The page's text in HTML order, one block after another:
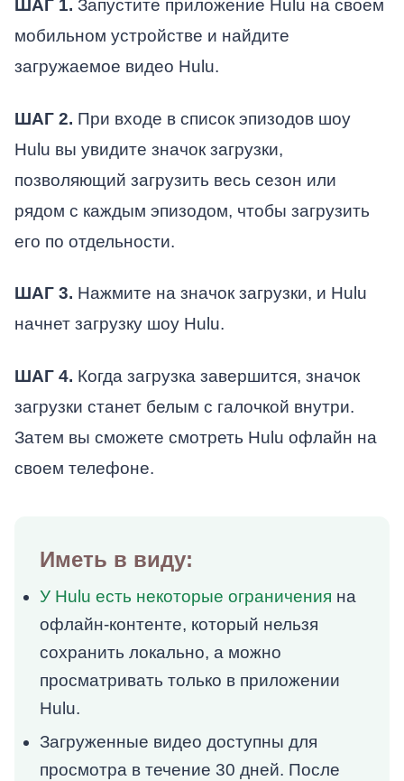
ШАГ 1. Запустите приложение Hulu на своем
мобильном устройстве и найдите
загружаемое видео Hulu.
ШАГ 2. При входе в список эпизодов шоу
Hulu вы увидите значок загрузки,
позволяющий загрузить весь сезон или
рядом с каждым эпизодом, чтобы загрузить
его по отдельности.
ШАГ 3. Нажмите на значок загрузки, и Hulu
начнет загрузку шоу Hulu.
ШАГ 4. Когда загрузка завершится, значок
загрузки станет белым с галочкой внутри.
Затем вы сможете смотреть Hulu офлайн на
своем телефоне.
Иметь в виду:
У Hulu есть некоторые ограничения на
офлайн-контенте, который нельзя
сохранить локально, а можно
просматривать только в приложении
Hulu.
Загруженные видео доступны для
просмотра в течение 30 дней. После